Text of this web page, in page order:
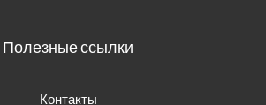
Полезные ссылки
Контакты